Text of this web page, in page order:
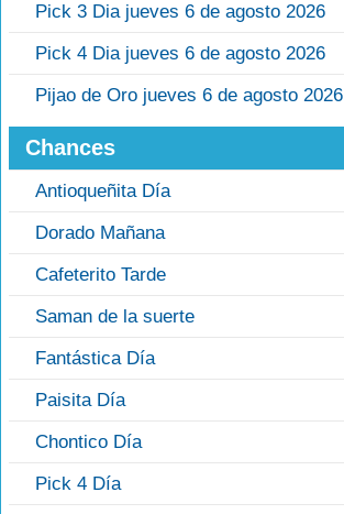
Pick 3 Dia jueves 6 de agosto 2026
Pick 4 Dia jueves 6 de agosto 2026
Pijao de Oro jueves 6 de agosto 2026
Chances
Antioqueñita Día
Dorado Mañana
Cafeterito Tarde
Saman de la suerte
Fantástica Día
Paisita Día
Chontico Día
Pick 4 Día